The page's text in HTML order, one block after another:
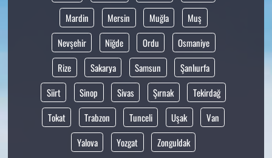
Mardin
Mersin Muğla
Muş
Nevşehir
Niğde Ordu
Osmaniye
Rize
Sakarya Samsun
Şanlıurfa
Siirt
Sinop Sivas Şırnak
Tekirdağ
Tokat
Trabzon Tunceli Uşak
Van
Yalova
Yozgat Zonguldak